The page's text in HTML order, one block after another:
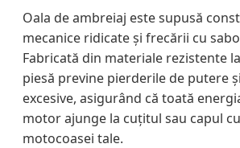
Oala de ambreiaj este supusă
mecanice ridicate și frecării cu
Fabricată din materiale rezistente
piesă previne pierderile de putere
excesive, asigurând că toată
motor ajunge la cuțitul sau capul
motocoasei tale.